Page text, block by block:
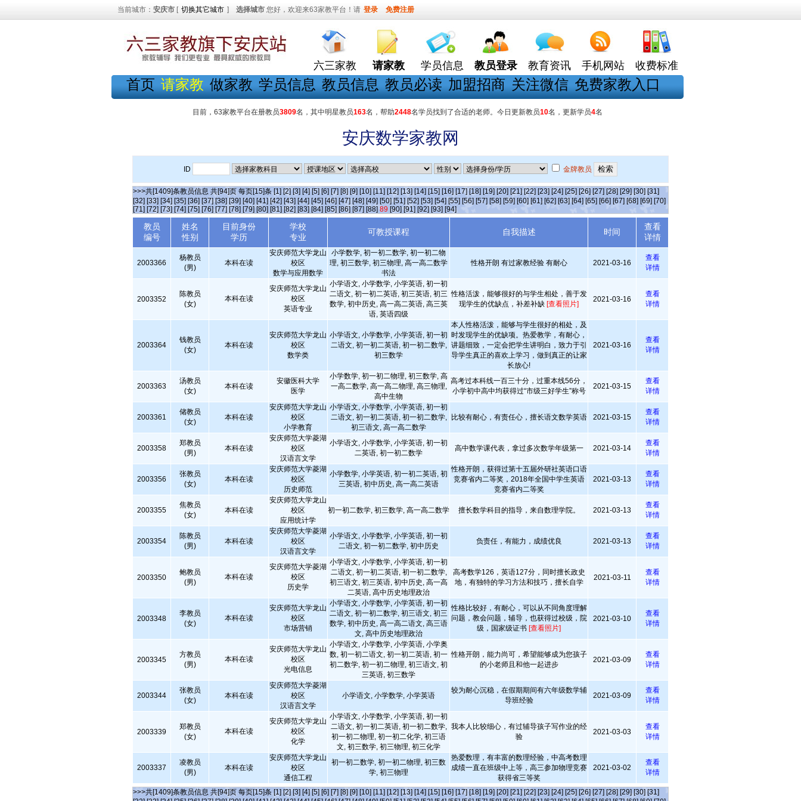
当前城市： 安庆市 [ 切换其它城市 ] 选择城市 您好，欢迎来63家教平台！请 登录 免费注册
六三家教 请家教 学员信息 教员登录 教育资讯 手机网站 收费标准
首页 请家教 做家教 学员信息 教员信息 教员必读 加盟招商 关注微信 免费家教入口
目前，63家教平台在册教员3809名，其中明星教员163名，帮助2448名学员找到了合适的老师。今日更新教员10名，更新学员4名
安庆数学家教网
ID 金牌教员
>>>共[1409]条教员信息 共[94]页 每页[15]条 [1] [2] [3] [4] [5] [6] [7] [8] [9] [10] [11] [12] [13] [14] [15] [16] [17] [18] [19] [20] [21] [22] [23] [24] [25] [26] [27] [28] [29] [30] [31]
[32] [33] [34] [35] [36] [37] [38] [39] [40] [41] [42] [43] [44] [45] [46] [47] [48] [49] [50] [51] [52] [53] [54] [55] [56] [57] [58] [59] [60] [61] [62] [63] [64] [65] [66] [67] [68] [69] [70]
[71] [72] [73] [74] [75] [76] [77] [78] [79] [80] [81] [82] [83] [84] [85] [86] [87] [88] 89 [90] [91] [92] [93] [94]
教员
编号
姓名
性别
目前身份
学历
学校
专业
可教授课程 自我描述 时间
查看
详情
2003366
杨教员
(男)
本科在读
安庆师范大学龙山
校区
数学与应用数学
小学数学, 初一初二数学, 初一初二物
理, 初三数学, 初三物理, 高一高二数学
书法
性格开朗 有过家教经验 有耐心 2021-03-16
查看
详情
2003352
陈教员
(女)
本科在读
安庆师范大学龙山
校区
英语专业
小学语文, 小学数学, 小学英语, 初一初
二语文, 初一初二英语, 初三英语, 初三
数学, 初中历史, 高一高二英语, 高三英
语, 英语四级
性格活泼，能够很好的与学生相处，善于发
现学生的优缺点，补差补缺 [查看照片]
2021-03-16
查看
详情
2003364
钱教员
(女)
本科在读
安庆师范大学龙山
校区
数学类
小学语文, 小学数学, 小学英语, 初一初
二语文, 初一初二英语, 初一初二数学,
初三数学
本人性格活泼，能够与学生很好的相处，及
时发现学生的优缺项。热爱教学，有耐心，
讲题细致，一定会把学生讲明白，致力于引
导学生真正的喜欢上学习，做到真正的让家
长放心!
2021-03-16
查看
详情
2003363
汤教员
(女)
本科在读
安徽医科大学
医学
小学数学, 初一初二物理, 初三数学, 高
一高二数学, 高一高二物理, 高三物理,
高中生物
高考过本科线一百三十分，过重本线56分，
小学初中高中均获得过“市级三好学生”称号
2021-03-15
查看
详情
2003361
储教员
(女)
本科在读
安庆师范大学龙山
校区
小学教育
小学语文, 小学数学, 小学英语, 初一初
二语文, 初一初二英语, 初一初二数学,
初三语文, 高一高二数学
比较有耐心，有责任心，擅长语文数学英语 2021-03-15
查看
详情
2003358
郑教员
(男)
本科在读
安庆师范大学菱湖
校区
汉语言文学
小学语文, 小学数学, 小学英语, 初一初
二英语, 初一初二数学
高中数学课代表，拿过多次数学年级第一 2021-03-14
查看
详情
2003356
张教员
(女)
本科在读
安庆师范大学菱湖
校区
历史师范
小学数学, 小学英语, 初一初二英语, 初
三英语, 初中历史, 高一高二英语
性格开朗，获得过第十五届外研社英语口语
竞赛省内二等奖，2018年全国中学生英语
竞赛省内二等奖
2021-03-13
查看
详情
2003355
焦教员
(女)
本科在读
安庆师范大学龙山
校区
应用统计学
初一初二数学, 初三数学, 高一高二数学 擅长数学科目的指导，来自数理学院。 2021-03-13
查看
详情
2003354
陈教员
(男)
本科在读
安庆师范大学菱湖
校区
汉语言文学
小学语文, 小学数学, 小学英语, 初一初
二语文, 初一初二数学, 初中历史
负责任，有能力，成绩优良 2021-03-13
查看
详情
2003350
鲍教员
(男)
本科在读
安庆师范大学菱湖
校区
历史学
小学语文, 小学数学, 小学英语, 初一初
二语文, 初一初二英语, 初一初二数学,
初三语文, 初三英语, 初中历史, 高一高
二英语, 高中历史地理政治
高考数学126，英语127分，同时擅长政史
地，有独特的学习方法和技巧，擅长自学
2021-03-11
查看
详情
2003348
李教员
(女)
本科在读
安庆师范大学龙山
校区
市场营销
小学语文, 小学数学, 小学英语, 初一初
二语文, 初一初二数学, 初三语文, 初三
数学, 初中历史, 高一高二语文, 高三语
文, 高中历史地理政治
性格比较好，有耐心，可以从不同角度理解
问题，教会问题，辅导，也获得过校级，院
级，国家级证书 [查看照片]
2021-03-10
查看
详情
2003345
方教员
(男)
本科在读
安庆师范大学龙山
校区
光电信息
小学语文, 小学数学, 小学英语, 小学奥
数, 初一初二语文, 初一初二英语, 初一
初二数学, 初一初二物理, 初三语文, 初
三英语, 初三数学
性格开朗，能力尚可，希望能够成为您孩子
的小老师且和他一起进步
2021-03-09
查看
详情
2003344
张教员
(女)
本科在读
安庆师范大学菱湖
校区
汉语言文学
小学语文, 小学数学, 小学英语
较为耐心沉稳，在假期期间有六年级数学辅
导班经验
2021-03-09
查看
详情
2003339
郑教员
(女)
本科在读
安庆师范大学龙山
校区
化学
小学语文, 小学数学, 小学英语, 初一初
二语文, 初一初二英语, 初一初二数学,
初一初二物理, 初一初二化学, 初三语
文, 初三数学, 初三物理, 初三化学
我本人比较细心，有过辅导孩子写作业的经
验
2021-03-03
查看
详情
2003337
凌教员
(男)
本科在读
安庆师范大学龙山
校区
通信工程
初一初二数学, 初一初二物理, 初三数
学, 初三物理
热爱数理，有丰富的数理经验，中高考数理
成绩一直在班级中上等，高三参加物理竞赛
获得省三等奖
2021-03-02
查看
详情
>>>共[1409]条教员信息 共[94]页 每页[15]条 [1] [2] [3] [4] [5] [6] [7] [8] [9] [10] [11] [12] [13] [14] [15] [16] [17] [18] [19] [20] [21] [22] [23] [24] [25] [26] [27] [28] [29] [30] [31]